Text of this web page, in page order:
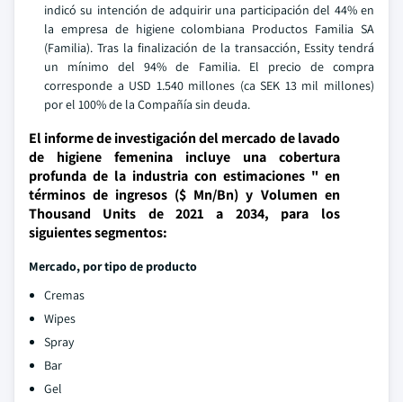
indicó su intención de adquirir una participación del 44% en
la empresa de higiene colombiana Productos Familia SA
(Familia). Tras la finalización de la transacción, Essity tendrá
un mínimo del 94% de Familia. El precio de compra
corresponde a USD 1.540 millones (ca SEK 13 mil millones)
por el 100% de la Compañía sin deuda.
El informe de investigación del mercado de lavado
de higiene femenina incluye una cobertura
profunda de la industria con estimaciones " en
términos de ingresos ($ Mn/Bn) y Volumen en
Thousand Units de 2021 a 2034, para los
siguientes segmentos:
Mercado, por tipo de producto
Cremas
Wipes
Spray
Bar
Gel